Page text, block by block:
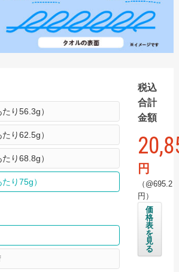
ル
ル フルカラーインクジェット
ル 枠ありプリント
国産白ソフトタオル（タオル・のし
ビビッド
パステル
り56.3g）
り62.5g）
り68.8g）
り75g）
税込
合計
金額
円
（@695.2
円）
価
格
表
を
見
る